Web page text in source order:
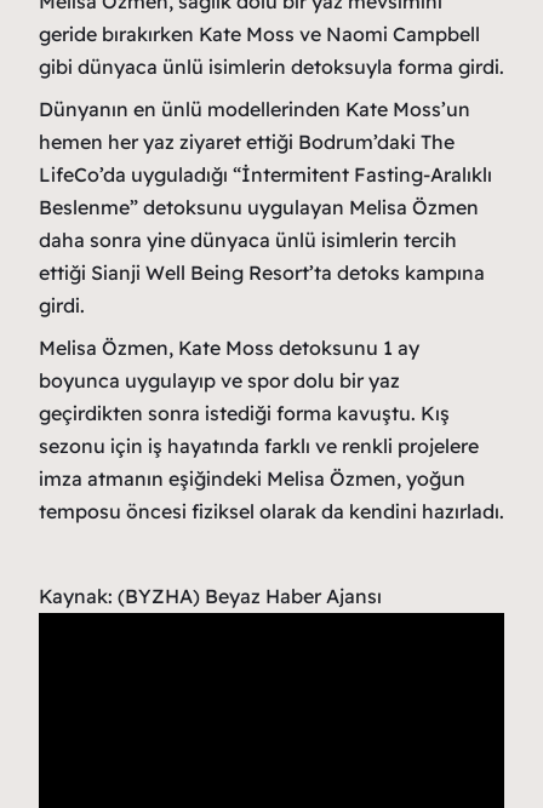
geride bırakırken Kate Moss ve Naomi Campbell
gibi dünyaca ünlü isimlerin detoksuyla forma girdi.
Dünyanın en ünlü modellerinden Kate Moss’un
hemen her yaz ziyaret ettiği Bodrum’daki The
LifeCo’da uyguladığı “İntermitent Fasting-Aralıklı
Beslenme” detoksunu uygulayan Melisa Özmen
daha sonra yine dünyaca ünlü isimlerin tercih
ettiği Sianji Well Being Resort’ta detoks kampına
girdi.
Melisa Özmen, Kate Moss detoksunu 1 ay
boyunca uygulayıp ve spor dolu bir yaz
geçirdikten sonra istediği forma kavuştu. Kış
sezonu için iş hayatında farklı ve renkli projelere
imza atmanın eşiğindeki Melisa Özmen, yoğun
temposu öncesi fiziksel olarak da kendini hazırladı.
Kaynak: (BYZHA) Beyaz Haber Ajansı